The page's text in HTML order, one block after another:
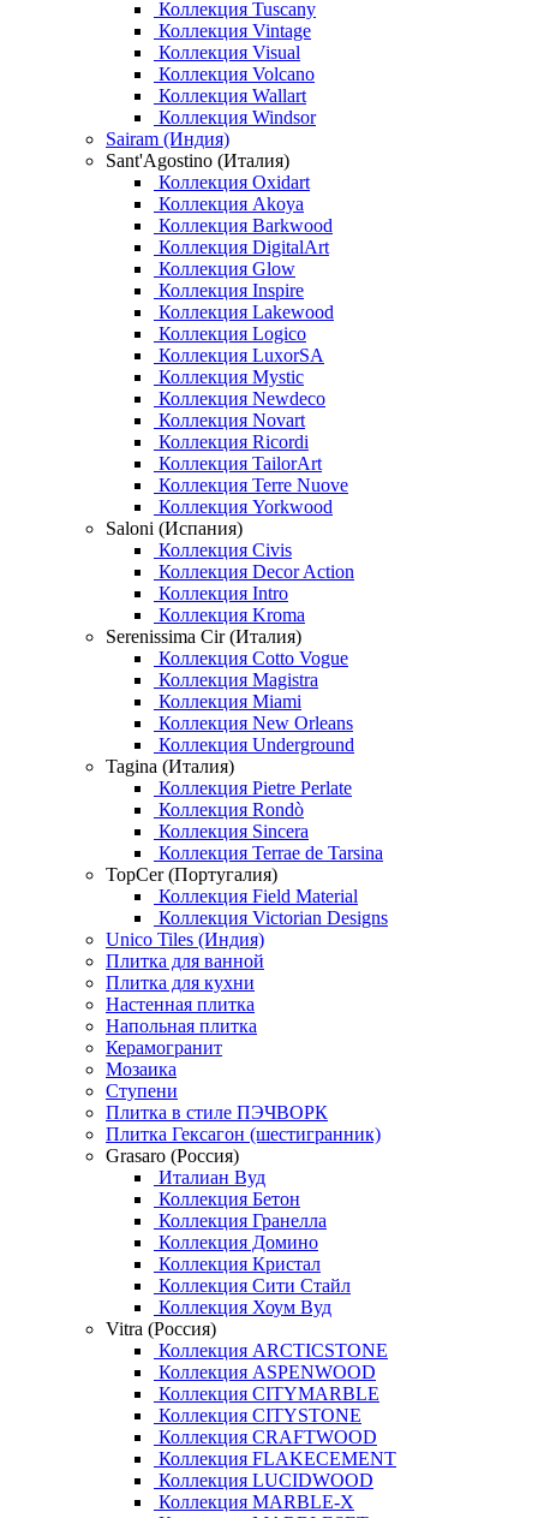
Коллекция Tuscany
Коллекция Vintage
Коллекция Visual
Коллекция Volcano
Коллекция Wallart
Коллекция Windsor
Sairam (Индия)
Sant'Agostino (Италия)
Коллекция Oxidart
Коллекция Akoya
Коллекция Barkwood
Коллекция DigitalArt
Коллекция Glow
Коллекция Inspire
Коллекция Lakewood
Коллекция Logico
Коллекция LuxorSA
Коллекция Mystic
Коллекция Newdeco
Коллекция Novart
Коллекция Ricordi
Коллекция TailorArt
Коллекция Terre Nuove
Коллекция Yorkwood
Saloni (Испания)
Коллекция Civis
Коллекция Decor Action
Коллекция Intro
Коллекция Kroma
Serenissima Cir (Италия)
Коллекция Cotto Vogue
Коллекция Magistra
Коллекция Miami
Коллекция New Orleans
Коллекция Underground
Tagina (Италия)
Коллекция Pietre Perlate
Коллекция Rondò
Коллекция Sincera
Коллекция Terrae de Tarsina
TopCer (Португалия)
Коллекция Field Material
Коллекция Victorian Designs
Unico Tiles (Индия)
Плитка для ванной
Плитка для кухни
Настенная плитка
Напольная плитка
Керамогранит
Мозаика
Ступени
Плитка в стиле ПЭЧВОРК
Плитка Гексагон (шестигранник)
Grasaro (Россия)
Италиан Вуд
Коллекция Бетон
Коллекция Гранелла
Коллекция Домино
Коллекция Кристал
Коллекция Сити Стайл
Коллекция Хоум Вуд
Vitra (Россия)
Коллекция ARCTICSTONE
Коллекция ASPENWOOD
Коллекция CITYMARBLE
Коллекция CITYSTONE
Коллекция CRAFTWOOD
Коллекция FLAKECEMENT
Коллекция LUCIDWOOD
Коллекция MARBLE-X